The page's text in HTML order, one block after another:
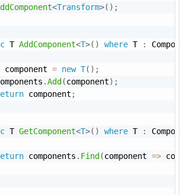
<Transform>( ) ;
T AddComponent<T>( ) where T :
component = new T( ) ;
.Add (component) ;
component ;
T GetComponent<T>( ) where T :
components . Find (component =>